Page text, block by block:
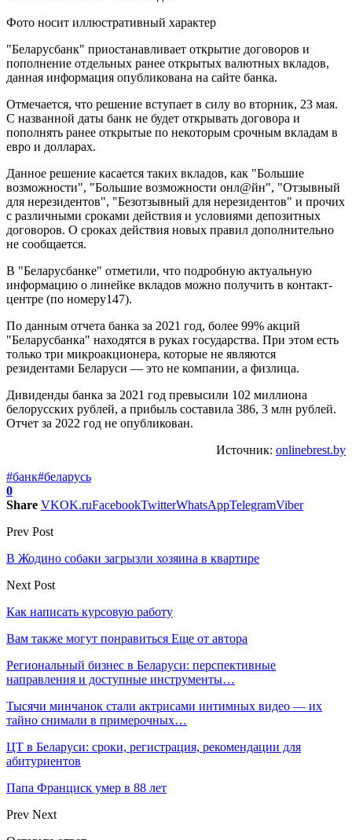
Фото носит иллюстративный характер
"Беларусбанк" приостанавливает открытие договоров и
пополнение отдельных ранее открытых валютных вкладов,
данная информация опубликована на сайте банка.
Отмечается, что решение вступает в силу во вторник, 23 мая.
С названной даты банк не будет открывать договора и
пополнять ранее открытые по некоторым срочным вкладам в
евро и долларах.
Данное решение касается таких вкладов, как "Большие
возможности", "Большие возможности онл@йн", "Отзывный
для нерезидентов", "Безотзывный для нерезидентов" и прочих
с различными сроками действия и условиями депозитных
договоров. О сроках действия новых правил дополнительно
не сообщается.
В "Беларусбанке" отметили, что подробную актуальную
информацию о линейке вкладов можно получить в контакт-
центре (по номеру147).
По данным отчета банка за 2021 год, более 99% акций
"Беларусбанка" находятся в руках государства. При этом есть
только три микроакционера, которые не являются
резидентами Беларуси — это не компании, а физлица.
Дивиденды банка за 2021 год превысили 102 миллиона
белорусских рублей, а прибыль составила 386, 3 млн рублей.
Отчет за 2022 год не опубликован.
Источник: onlinebrest.by
#банк#беларусь
0
Share VKOK.ruFacebookTwitterWhatsAppTelegramViber
Prev Post
В Жодино собаки загрызли хозяина в квартире
Next Post
Как написать курсовую работу
Вам также могут понравиться Еще от автора
Региональный бизнес в Беларуси: перспективные
направления и доступные инструменты…
Тысячи минчанок стали актрисами интимных видео — их
тайно снимали в примерочных…
ЦТ в Беларуси: сроки, регистрация, рекомендации для
абитуриентов
Папа Франциск умер в 88 лет
Prev Next